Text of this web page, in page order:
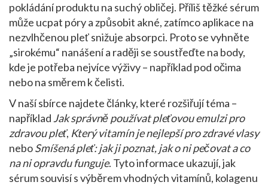
pokládání produktu na suchý obličej. Příliš těžké sérum
může ucpat póry a způsobit akné, zatímco aplikace na
nezvlhčenou pleť snižuje absorpci. Proto se vyhněte
„sirokému“ nanášení a raději se soustřeďte na body,
kde je potřeba nejvíce výživy – například pod očima
nebo na směrem k čelisti.
V naší sbírce najdete články, které rozšiřují téma –
například Jak správně používat pleťovou emulzi pro
zdravou pleť, Který vitamín je nejlepší pro zdravé vlasy
neboSmíšená pleť: jak ji poznat, jak o ni pečovat a co
na ni opravdu funguje. Tyto informace ukazují, jak
sérum souvisí s výběrem vhodných vitamínů, kolagenu